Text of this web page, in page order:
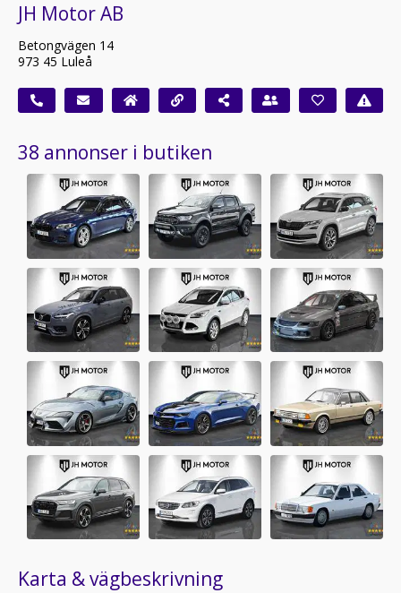
JH Motor AB
Betongvägen 14
973 45 Luleå
38 annonser i butiken
Karta & vägbeskrivning